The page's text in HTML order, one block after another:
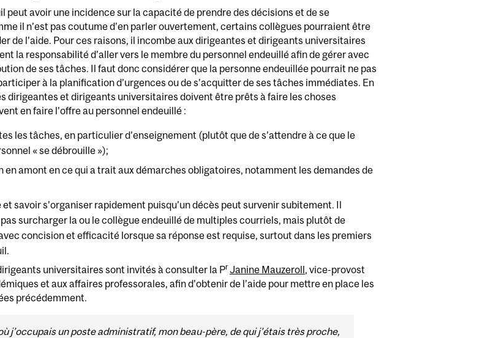
peut avoir une incidence sur la capacité de prendre des décisions et de se
il n’est pas coutume d’en parler ouvertement, certains collègues pourraient être
de l’aide. Pour ces raisons, il incombe aux dirigeantes et dirigeants universitaires
la responsabilité d’aller vers le membre du personnel endeuillé afin de gérer avec
de ses tâches. Il faut donc considérer que la personne endeuillée pourrait ne pas
à la planification d’urgences ou de s’acquitter de ses tâches immédiates. En
dirigeantes et dirigeants universitaires doivent être prêts à faire les choses
en faire l’offre au personnel endeuillé :
les tâches, en particulier d’enseignement (plutôt que de s’attendre à ce que le
« se débrouille »);
en amont en ce qui a trait aux démarches obligatoires, notamment les demandes de
savoir s’organiser rapidement puisqu’un décès peut survenir subitement. Il
surcharger la ou le collègue endeuillé de multiples courriels, mais plutôt de
concision et efficacité lorsque sa réponse est requise, surtout dans les premiers
universitaires sont invités à consulter la Pr Janine Mauzeroll, vice-provost
et aux affaires professorales, afin d’obtenir de l’aide pour mettre en place les
précédemment.
j’occupais un poste administratif, mon beau-père, de qui j’étais très proche,